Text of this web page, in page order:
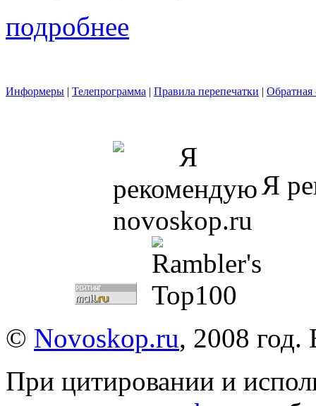
подробнее
Информеры | Телепрограмма | Правила перепечатки | Обратная
Я
© Novoskop.ru, 2008
При цитировании и